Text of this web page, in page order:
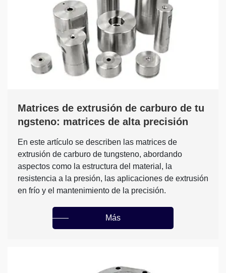
Matrices de extrusión de carburo de tu
ngsteno: matrices de alta precisión
En este artículo se describen las matrices de
extrusión de carburo de tungsteno, abordando
aspectos como la estructura del material, la
resistencia a la presión, las aplicaciones de extrusión
en frío y el mantenimiento de la precisión.
Más